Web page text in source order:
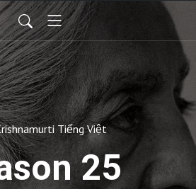
Tiếng Việt
25